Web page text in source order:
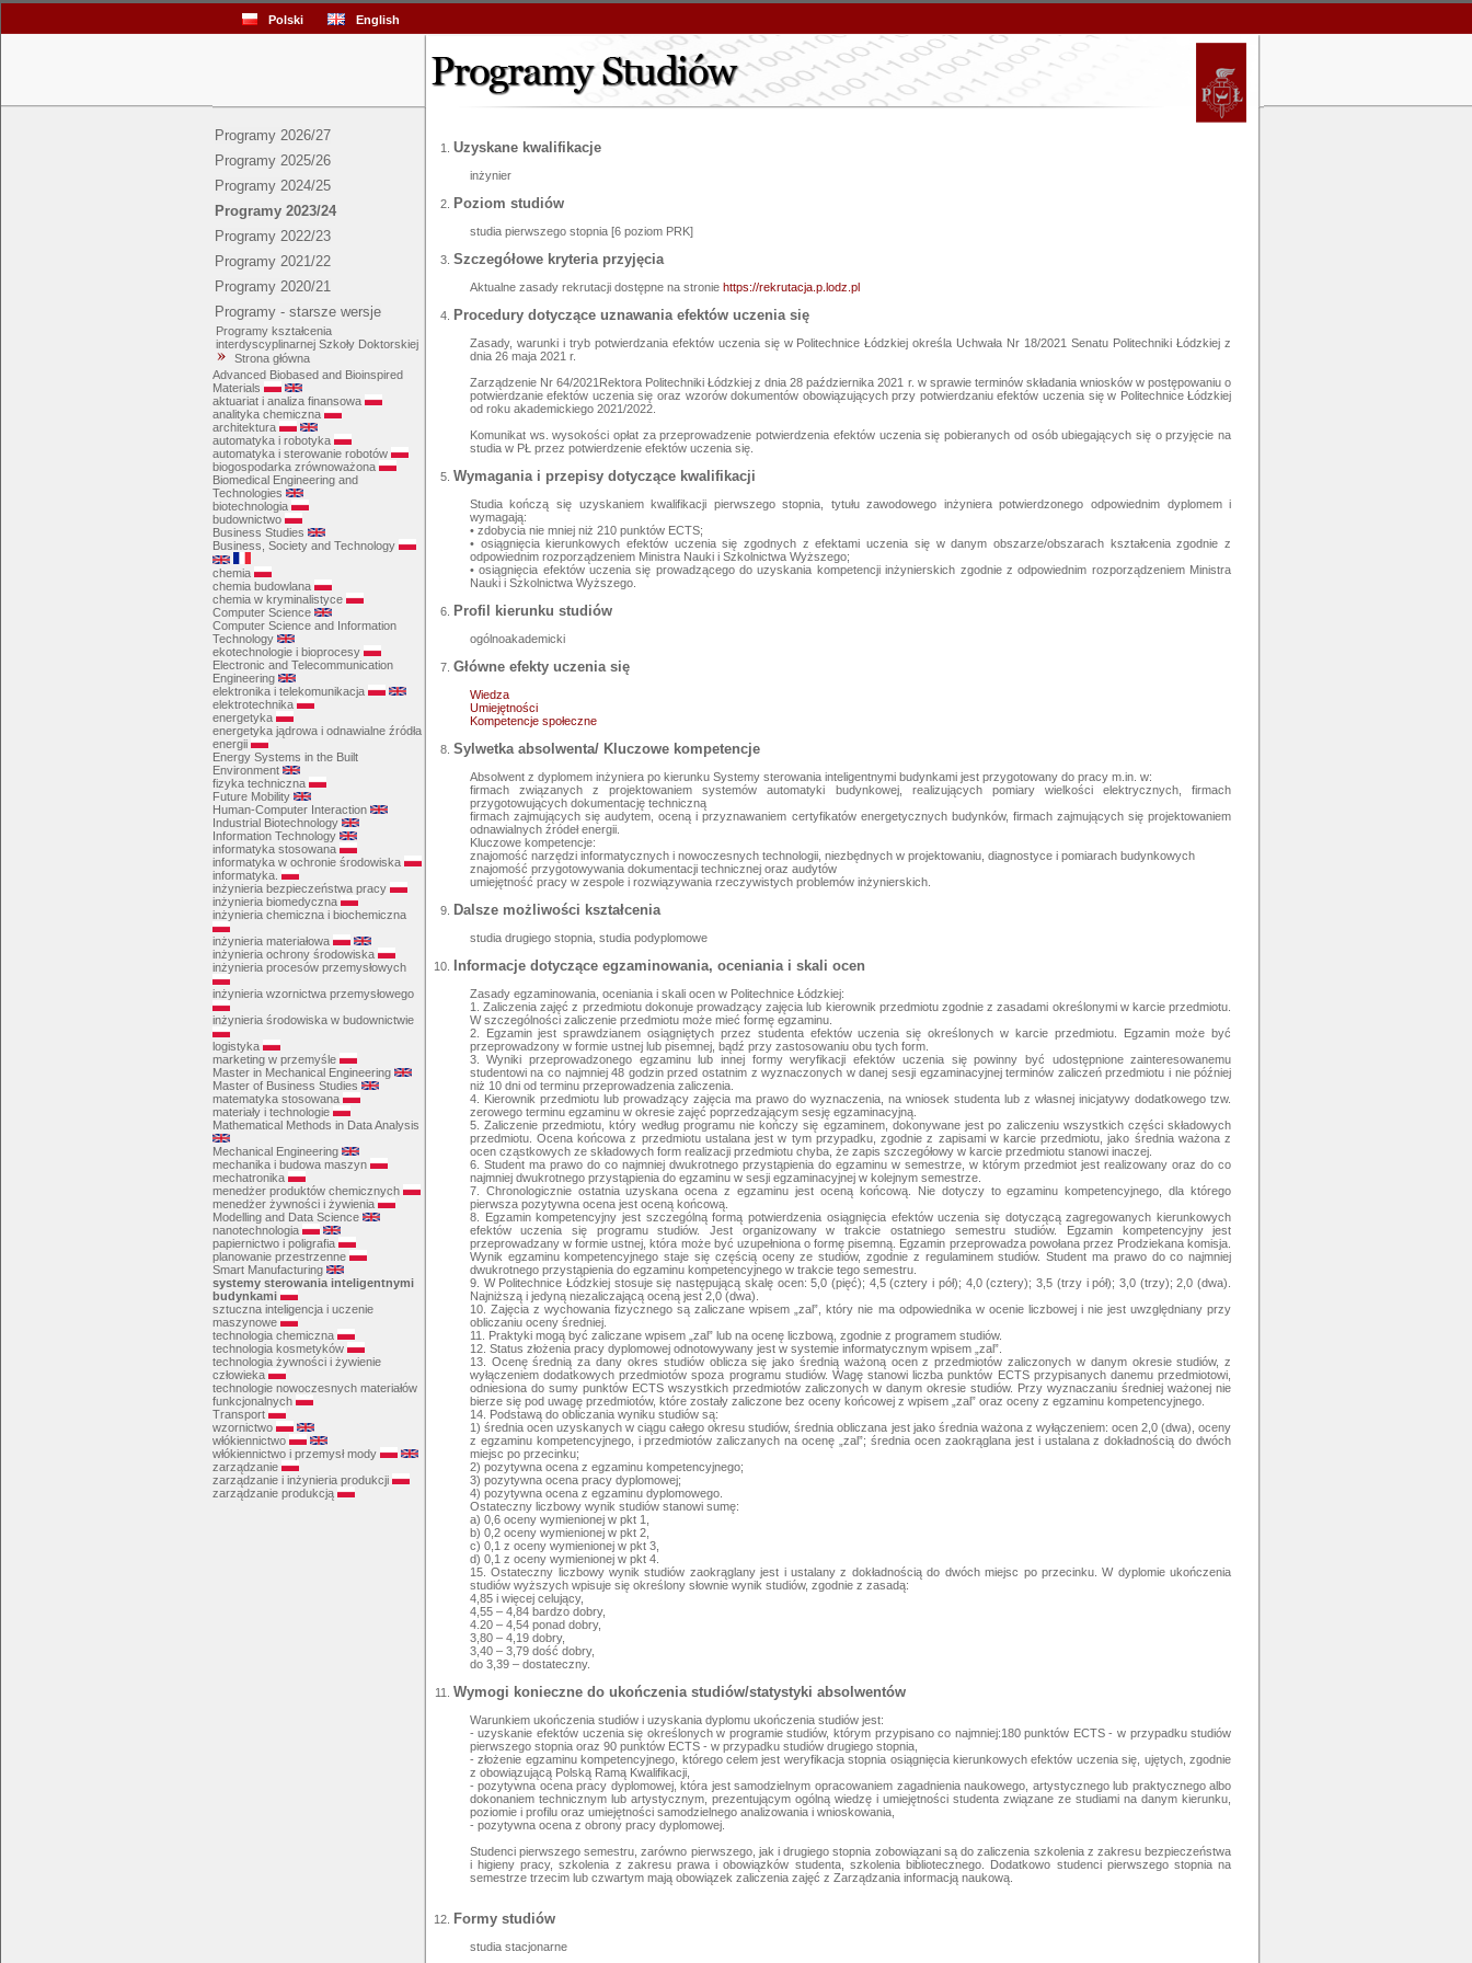
Polski English
Programy 2026/27
Programy 2025/26
Programy 2024/25
Programy 2023/24
Programy 2022/23
Programy 2021/22
Programy 2020/21
Programy - starsze wersje
Programy kształcenia
interdyscyplinarnej Szkoły Doktorskiej
Strona główna
Advanced Biobased and Bioinspired
Materials
aktuariat i analiza finansowa
analityka chemiczna
architektura
automatyka i robotyka
automatyka i sterowanie robotów
biogospodarka zrównoważona
Biomedical Engineering and
Technologies
biotechnologia
budownictwo
Business Studies
Business, Society and Technology
chemia
chemia budowlana
chemia w kryminalistyce
Computer Science
Computer Science and Information
Technology
ekotechnologie i bioprocesy
Electronic and Telecommunication
Engineering
elektronika i telekomunikacja
elektrotechnika
energetyka
energetyka jądrowa i odnawialne źródła
energii
Energy Systems in the Built
Environment
fizyka techniczna
Future Mobility
Human-Computer Interaction
Industrial Biotechnology
Information Technology
informatyka stosowana
informatyka w ochronie środowiska
informatyka.
inżynieria bezpieczeństwa pracy
inżynieria biomedyczna
inżynieria chemiczna i biochemiczna
inżynieria materiałowa
inżynieria ochrony środowiska
inżynieria procesów przemysłowych
inżynieria wzornictwa przemysłowego
inżynieria środowiska w budownictwie
logistyka
marketing w przemyśle
Master in Mechanical Engineering
Master of Business Studies
matematyka stosowana
materiały i technologie
Mathematical Methods in Data Analysis
Mechanical Engineering
mechanika i budowa maszyn
mechatronika
menedżer produktów chemicznych
menedżer żywności i żywienia
Modelling and Data Science
nanotechnologia
papiernictwo i poligrafia
planowanie przestrzenne
Smart Manufacturing
systemy sterowania inteligentnymi
budynkami
sztuczna inteligencja i uczenie
maszynowe
technologia chemiczna
technologia kosmetyków
technologia żywności i żywienie
człowieka
technologie nowoczesnych materiałów
funkcjonalnych
Transport
wzornictwo
włókiennictwo
włókiennictwo i przemysł mody
zarządzanie
zarządzanie i inżynieria produkcji
zarządzanie produkcją
Uzyskane kwalifikacje
inżynier
Poziom studiów
studia pierwszego stopnia [6 poziom PRK]
Szczegółowe kryteria przyjęcia
Aktualne zasady rekrutacji dostępne na stronie https://rekrutacja.p.lodz.pl
Procedury dotyczące uznawania efektów uczenia się
Zasady, warunki i tryb potwierdzania efektów uczenia się w Politechnice Łódzkiej określa Uchwała Nr 18/2021 Senatu Politechniki Łódzkiej z
dnia 26 maja 2021 r.
Zarządzenie Nr 64/2021Rektora Politechniki Łódzkiej z dnia 28 października 2021 r. w sprawie terminów składania wniosków w postępowaniu o
potwierdzanie efektów uczenia się oraz wzorów dokumentów obowiązujących przy potwierdzaniu efektów uczenia się w Politechnice Łódzkiej
od roku akademickiego 2021/2022.
Komunikat ws. wysokości opłat za przeprowadzenie potwierdzenia efektów uczenia się pobieranych od osób ubiegających się o przyjęcie na
studia w PŁ przez potwierdzenie efektów uczenia się.
Wymagania i przepisy dotyczące kwalifikacji
Studia kończą się uzyskaniem kwalifikacji pierwszego stopnia, tytułu zawodowego inżyniera potwierdzonego odpowiednim dyplomem i
wymagają:
• zdobycia nie mniej niż 210 punktów ECTS;
• osiągnięcia kierunkowych efektów uczenia się zgodnych z efektami uczenia się w danym obszarze/obszarach kształcenia zgodnie z
odpowiednim rozporządzeniem Ministra Nauki i Szkolnictwa Wyższego;
• osiągnięcia efektów uczenia się prowadzącego do uzyskania kompetencji inżynierskich zgodnie z odpowiednim rozporządzeniem Ministra
Nauki i Szkolnictwa Wyższego.
Profil kierunku studiów
ogólnoakademicki
Główne efekty uczenia się
Wiedza
Umiejętności
Kompetencje społeczne
Sylwetka absolwenta/ Kluczowe kompetencje
Absolwent z dyplomem inżyniera po kierunku Systemy sterowania inteligentnymi budynkami jest przygotowany do pracy m.in. w:
firmach związanych z projektowaniem systemów automatyki budynkowej, realizujących pomiary wielkości elektrycznych, firmach
przygotowujących dokumentację techniczną
firmach zajmujących się audytem, oceną i przyznawaniem certyfikatów energetycznych budynków, firmach zajmujących się projektowaniem
odnawialnych źródeł energii.
Kluczowe kompetencje:
znajomość narzędzi informatycznych i nowoczesnych technologii, niezbędnych w projektowaniu, diagnostyce i pomiarach budynkowych
znajomość przygotowywania dokumentacji technicznej oraz audytów
Dalsze możliwości kształcenia
studia drugiego stopnia, studia podyplomowe
Informacje dotyczące egzaminowania, oceniania i skali ocen
Zasady egzaminowania, oceniania i skali ocen w Politechnice Łódzkiej:
1. Zaliczenia zajęć z przedmiotu dokonuje prowadzący zajęcia lub kierownik przedmiotu zgodnie z zasadami określonymi w karcie przedmiotu.
W szczególności zaliczenie przedmiotu może mieć formę egzaminu.
2. Egzamin jest sprawdzianem osiągniętych przez studenta efektów uczenia się określonych w karcie przedmiotu. Egzamin może być
przeprowadzony w formie ustnej lub pisemnej, bądź przy zastosowaniu obu tych form.
3. Wyniki przeprowadzonego egzaminu lub innej formy weryfikacji efektów uczenia się powinny być udostępnione zainteresowanemu
studentowi na co najmniej 48 godzin przed ostatnim z wyznaczonych w danej sesji egzaminacyjnej terminów zaliczeń przedmiotu i nie później
niż 10 dni od terminu przeprowadzenia zaliczenia.
4. Kierownik przedmiotu lub prowadzący zajęcia ma prawo do wyznaczenia, na wniosek studenta lub z własnej inicjatywy dodatkowego tzw.
zerowego terminu egzaminu w okresie zajęć poprzedzającym sesję egzaminacyjną.
5. Zaliczenie przedmiotu, który według programu nie kończy się egzaminem, dokonywane jest po zaliczeniu wszystkich części składowych
przedmiotu. Ocena końcowa z przedmiotu ustalana jest w tym przypadku, zgodnie z zapisami w karcie przedmiotu, jako średnia ważona z
ocen cząstkowych ze składowych form realizacji przedmiotu chyba, że zapis szczegółowy w karcie przedmiotu stanowi inaczej.
6. Student ma prawo do co najmniej dwukrotnego przystąpienia do egzaminu w semestrze, w którym przedmiot jest realizowany oraz do co
najmniej dwukrotnego przystąpienia do egzaminu w sesji egzaminacyjnej w kolejnym semestrze.
7. Chronologicznie ostatnia uzyskana ocena z egzaminu jest oceną końcową. Nie dotyczy to egzaminu kompetencyjnego, dla którego
pierwsza pozytywna ocena jest oceną końcową.
8. Egzamin kompetencyjny jest szczególną formą potwierdzenia osiągnięcia efektów uczenia się dotyczącą zagregowanych kierunkowych
efektów uczenia się programu studiów. Jest organizowany w trakcie ostatniego semestru studiów. Egzamin kompetencyjny jest
przeprowadzany w formie ustnej, która może być uzupełniona o formę pisemną. Egzamin przeprowadza powołana przez Prodziekana komisja.
Wynik egzaminu kompetencyjnego staje się częścią oceny ze studiów, zgodnie z regulaminem studiów. Student ma prawo do co najmniej
dwukrotnego przystąpienia do egzaminu kompetencyjnego w trakcie tego semestru.
9. W Politechnice Łódzkiej stosuje się następującą skalę ocen: 5,0 (pięć); 4,5 (cztery i pół); 4,0 (cztery); 3,5 (trzy i pół); 3,0 (trzy); 2,0 (dwa).
Najniższą i jedyną niezaliczającą oceną jest 2,0 (dwa).
10. Zajęcia z wychowania fizycznego są zaliczane wpisem „zal”, który nie ma odpowiednika w ocenie liczbowej i nie jest uwzględniany przy
obliczaniu oceny średniej.
11. Praktyki mogą być zaliczane wpisem „zal” lub na ocenę liczbową, zgodnie z programem studiów.
12. Status złożenia pracy dyplomowej odnotowywany jest w systemie informatycznym wpisem „zal”.
13. Ocenę średnią za dany okres studiów oblicza się jako średnią ważoną ocen z przedmiotów zaliczonych w danym okresie studiów, z
wyłączeniem dodatkowych przedmiotów spoza programu studiów. Wagę stanowi liczba punktów ECTS przypisanych danemu przedmiotowi,
odniesiona do sumy punktów ECTS wszystkich przedmiotów zaliczonych w danym okresie studiów. Przy wyznaczaniu średniej ważonej nie
bierze się pod uwagę przedmiotów, które zostały zaliczone bez oceny końcowej z wpisem „zal” oraz oceny z egzaminu kompetencyjnego.
14. Podstawą do obliczania wyniku studiów są:
1) średnia ocen uzyskanych w ciągu całego okresu studiów, średnia obliczana jest jako średnia ważona z wyłączeniem: ocen 2,0 (dwa), oceny
z egzaminu kompetencyjnego, i przedmiotów zaliczanych na ocenę „zal”; średnia ocen zaokrąglana jest i ustalana z dokładnością do dwóch
miejsc po przecinku;
2) pozytywna ocena z egzaminu kompetencyjnego;
3) pozytywna ocena pracy dyplomowej;
4) pozytywna ocena z egzaminu dyplomowego.
Ostateczny liczbowy wynik studiów stanowi sumę:
a) 0,6 oceny wymienionej w pkt 1,
b) 0,2 oceny wymienionej w pkt 2,
c) 0,1 z oceny wymienionej w pkt 3,
d) 0,1 z oceny wymienionej w pkt 4.
15. Ostateczny liczbowy wynik studiów zaokrąglany jest i ustalany z dokładnością do dwóch miejsc po przecinku. W dyplomie ukończenia
studiów wyższych wpisuje się określony słownie wynik studiów, zgodnie z zasadą:
4,85 i więcej celujący,
4,55 – 4,84 bardzo dobry,
4.20 – 4,54 ponad dobry,
3,80 – 4,19 dobry,
3,40 – 3,79 dość dobry,
do 3,39 – dostateczny.
Wymogi konieczne do ukończenia studiów/statystyki absolwentów
Warunkiem ukończenia studiów i uzyskania dyplomu ukończenia studiów jest:
- uzyskanie efektów uczenia się określonych w programie studiów, którym przypisano co najmniej:180 punktów ECTS - w przypadku studiów
pierwszego stopnia oraz 90 punktów ECTS - w przypadku studiów drugiego stopnia,
- złożenie egzaminu kompetencyjnego, którego celem jest weryfikacja stopnia osiągnięcia kierunkowych efektów uczenia się, ujętych, zgodnie
z obowiązującą Polską Ramą Kwalifikacji,
- pozytywna ocena pracy dyplomowej, która jest samodzielnym opracowaniem zagadnienia naukowego, artystycznego lub praktycznego albo
dokonaniem technicznym lub artystycznym, prezentującym ogólną wiedzę i umiejętności studenta związane ze studiami na danym kierunku,
poziomie i profilu oraz umiejętności samodzielnego analizowania i wnioskowania,
- pozytywna ocena z obrony pracy dyplomowej.
Studenci pierwszego semestru, zarówno pierwszego, jak i drugiego stopnia zobowiązani są do zaliczenia szkolenia z zakresu bezpieczeństwa
i higieny pracy, szkolenia z zakresu prawa i obowiązków studenta, szkolenia bibliotecznego. Dodatkowo studenci pierwszego stopnia na
semestrze trzecim lub czwartym mają obowiązek zaliczenia zajęć z Zarządzania informacją naukową.
Formy studiów
studia stacjonarne